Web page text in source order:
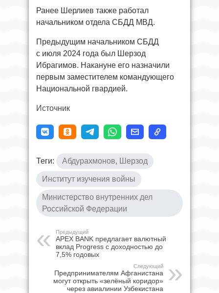
Ранее Шерлиев также работал
начальником отдела СБДД МВД.
Предыдущим начальником СБДД
с июля 2024 года был Шерзод
Ибрагимов. Накануне его назначили
первым заместителем командующего
Национальной гвардией.
Источник
Теги: Абдурахмонов, Шерзод
Институт изучения войны
Министерство внутренних дел
Российской Федерации
Предыдущий
APEX BANK предлагает валютный
вклад Progress с доходностью до
7,5% годовых
Следующий
Предпринимателям Афганистана
могут открыть «зелёный коридор»
через авиалинии Узбекистана